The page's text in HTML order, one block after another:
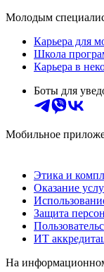
Молодым
Карьера для
Школа
Карьера в
Боты для
Мобильное
Этика и
Оказание
Защита
ИТ
На